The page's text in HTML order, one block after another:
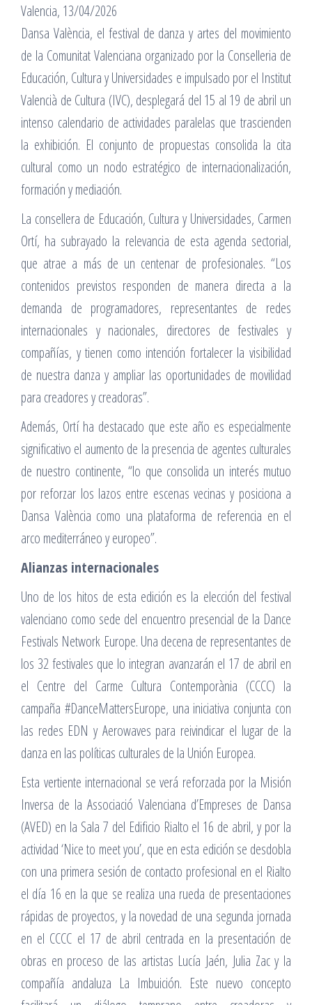
Valencia, 13/04/2026
Dansa València, el festival de danza y artes del movimiento
de la Comunitat Valenciana organizado por la Conselleria de
Educación, Cultura y Universidades e impulsado por el Institut
Valencià de Cultura (IVC), desplegará del 15 al 19 de abril un
intenso calendario de actividades paralelas que trascienden
la exhibición. El conjunto de propuestas consolida la cita
cultural como un nodo estratégico de internacionalización,
formación y mediación.
La consellera de Educación, Cultura y Universidades, Carmen
Ortí, ha subrayado la relevancia de esta agenda sectorial,
que atrae a más de un centenar de profesionales. “Los
contenidos previstos responden de manera directa a la
demanda de programadores, representantes de redes
internacionales y nacionales, directores de festivales y
compañías, y tienen como intención fortalecer la visibilidad
de nuestra danza y ampliar las oportunidades de movilidad
para creadores y creadoras”.
Además, Ortí ha destacado que este año es especialmente
significativo el aumento de la presencia de agentes culturales
de nuestro continente, “lo que consolida un interés mutuo
por reforzar los lazos entre escenas vecinas y posiciona a
Dansa València como una plataforma de referencia en el
arco mediterráneo y europeo”.
Alianzas internacionales
Uno de los hitos de esta edición es la elección del festival
valenciano como sede del encuentro presencial de la Dance
Festivals Network Europe. Una decena de representantes de
los 32 festivales que lo integran avanzarán el 17 de abril en
el Centre del Carme Cultura Contemporània (CCCC) la
campaña #DanceMattersEurope, una iniciativa conjunta con
las redes EDN y Aerowaves para reivindicar el lugar de la
danza en las políticas culturales de la Unión Europea.
Esta vertiente internacional se verá reforzada por la Misión
Inversa de la Associació Valenciana d’Empreses de Dansa
(AVED) en la Sala 7 del Edificio Rialto el 16 de abril, y por la
actividad ‘Nice to meet you’, que en esta edición se desdobla
con una primera sesión de contacto profesional en el Rialto
el día 16 en la que se realiza una rueda de presentaciones
rápidas de proyectos, y la novedad de una segunda jornada
en el CCCC el 17 de abril centrada en la presentación de
obras en proceso de las artistas Lucía Jaén, Julia Zac y la
compañía andaluza La Imbuición. Este nuevo concepto